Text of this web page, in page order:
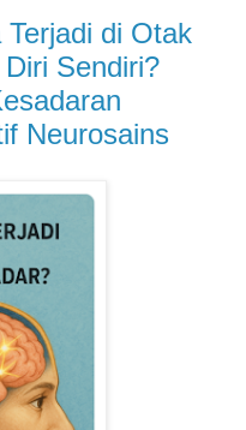
di Otak
Sendiri?
Neurosains